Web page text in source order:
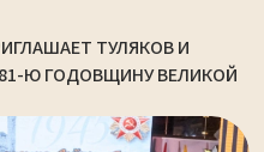
ТУЛЯКОВ И
Ю ГОДОВЩИНУ ВЕЛИКОЙ